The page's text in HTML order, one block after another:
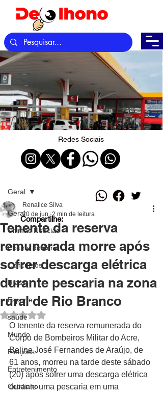
Redes Sociais
Geral
Últimas Notícias
Coluna do Acre
Concursos
Brasil
Esporte
saúde
Mundo
Eleições
Entretenimento
Cotidiano
Geral
Tenente da reserva
remunerada morre após
sofrer descarga elétrica
durante pescaria na zona
rural de Rio Branco
Renalice Silva
20 de jun. 2 min de leitura
Avaliado com NaN de 5 estrelas.
O tenente da reserva remunerada do
Corpo de Bombeiros Militar do Acre,
Beline José Fernandes de Araújo, de
61 anos, morreu na tarde deste sábado
(20) após sofrer uma descarga elétrica
durante uma pescaria em uma
Compartilhe: